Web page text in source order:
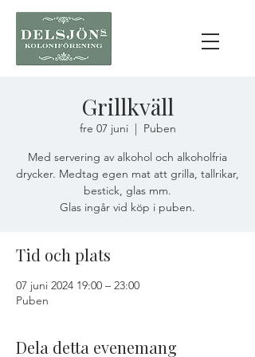
Grillkväll
fre 07 juni
  |
Puben
Med servering av alkohol och alkoholfria
drycker. Medtag egen mat att grilla, tallrikar,
bestick, glas mm.
Glas ingår vid köp i puben.
Tid och plats
07 juni 2024 19:00 – 23:00
Puben
Dela detta evenemang